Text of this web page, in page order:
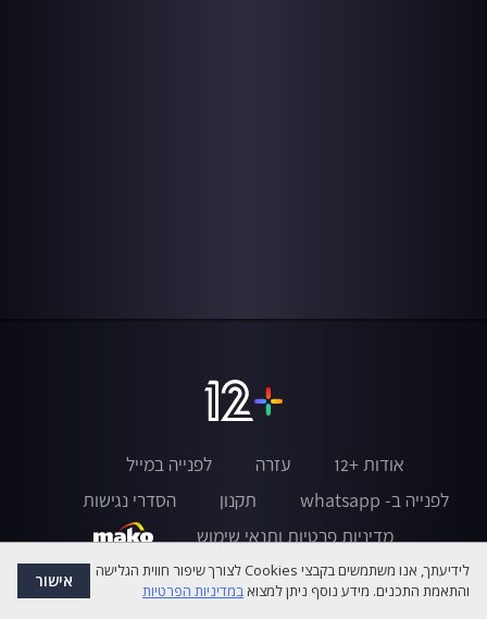
אודות +12 עזרה
לפנייה במייל
לפנייה ב- whatsapp
תקנון
הסדרי נגישות
מדיניות פרטיות ותנאי שימוש
לידיעתך, אנו משתמשים בקבצי Cookies לצורך שיפור חווית הגלישה
והתאמת התכנים. מידע נוסף ניתן למצואבמדיניות הפרטיות אישור